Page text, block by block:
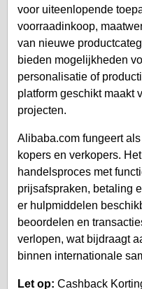
voor uiteenlopende
voorraadinkoop,
van nieuwe
bieden mogelijkheden
personalisatie of
platform geschikt maakt
projecten.
Alibaba.com fungeert
kopers en verkopers.
handelsproces met
prijsafspraken, betaling
er hulpmiddelen
beoordelen en
verlopen, wat bijdraagt
binnen internationale
Let op: Cashback